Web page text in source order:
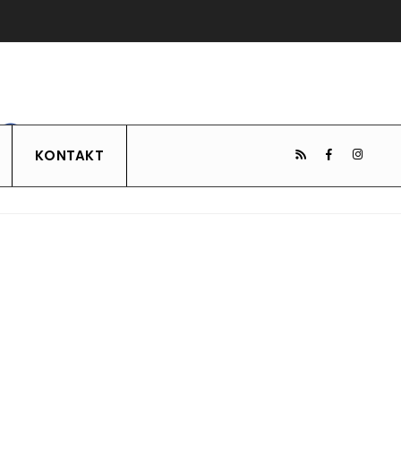
KONTAKT